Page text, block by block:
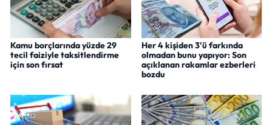
Kamu borçlarında yüzde 29
tecil faiziyle taksitlendirme
için son fırsat
Her 4 kişiden 3'ü farkında
olmadan bunu yapıyor: Son
açıklanan rakamlar ezberleri
bozdu